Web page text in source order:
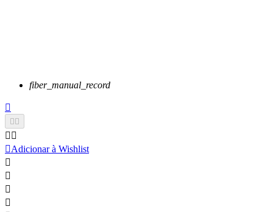
fiber_manual_record

 
 
Adicionar à Wishlist



